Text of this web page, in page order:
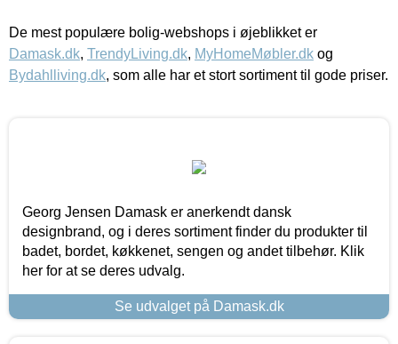
De mest populære bolig-webshops i øjeblikket er
Damask.dk, TrendyLiving.dk, MyHomeMøbler.dk og
Bydahlliving.dk, som alle har et stort sortiment til gode priser.
Georg Jensen Damask er anerkendt dansk
designbrand, og i deres sortiment finder du produkter til
badet, bordet, køkkenet, sengen og andet tilbehør. Klik
her for at se deres udvalg.
Se udvalget på Damask.dk